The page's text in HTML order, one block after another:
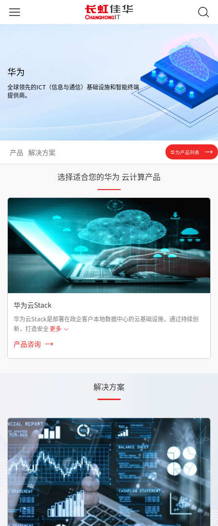
华为
全球领先的ICT（信息与通信）基础设施和智能终端
提供商。
产品 解决方案 华为产品列表
选择适合您的华为 云计算产品
华为云Stack
华为云Stack是部署在政企客户本地数据中心的云基础设施，通过持续创
新，打造安全更多
产品咨询
解决方案
项目咨
询
微信公
众号